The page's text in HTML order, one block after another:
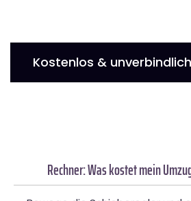
Kostenlos &
Rechner: Was kostet mein